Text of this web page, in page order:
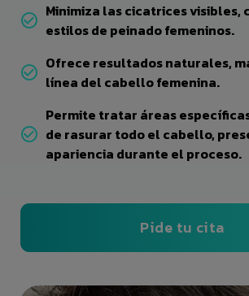
Minimiza las cicatrices visibles,
estilos de peinado femeninos.
Ofrece resultados naturales,
línea del cabello femenina.
Permite tratar áreas
de rasurar todo el cabello,
apariencia durante el proceso.
Pide tu cita